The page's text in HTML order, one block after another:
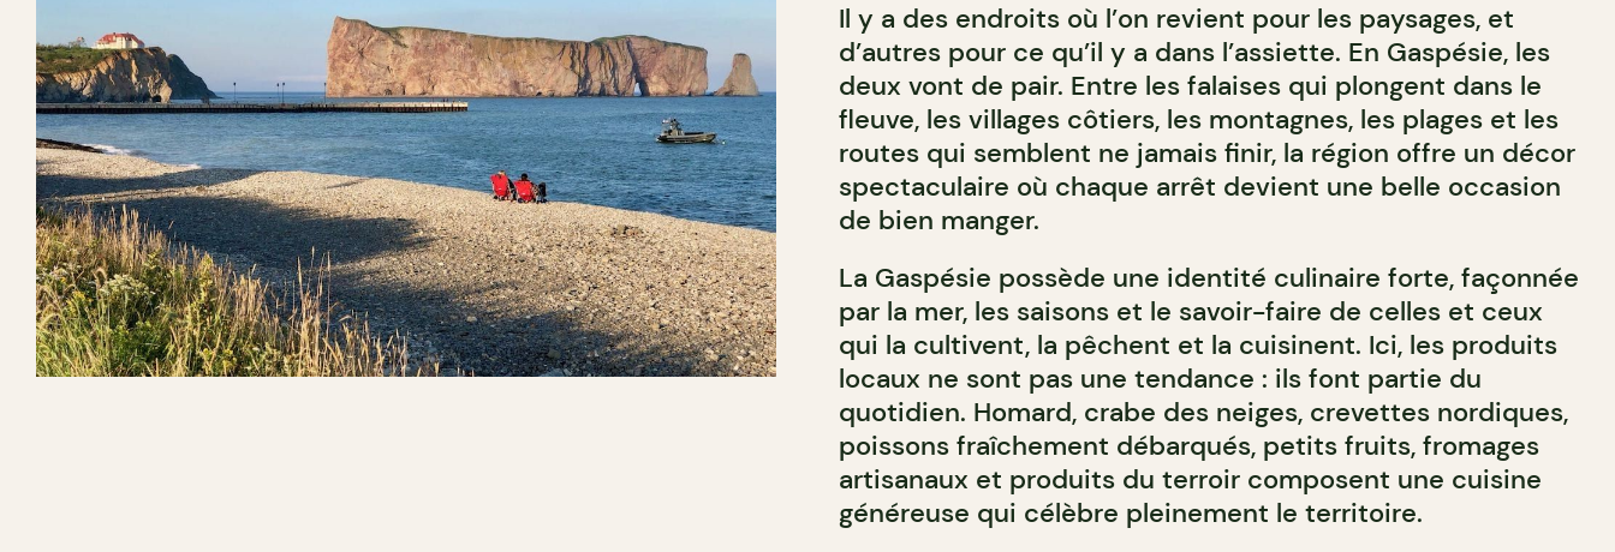
Il y a des endroits où l’on revient pour les paysages, et
d’autres pour ce qu’il y a dans l’assiette. En Gaspésie, les
deux vont de pair. Entre les falaises qui plongent dans le
fleuve, les villages côtiers, les montagnes, les plages et les
routes qui semblent ne jamais finir, la région offre un décor
spectaculaire où chaque arrêt devient une belle occasion
de bien manger.
La Gaspésie possède une identité culinaire forte, façonnée
par la mer, les saisons et le savoir-faire de celles et ceux
qui la cultivent, la pêchent et la cuisinent. Ici, les produits
locaux ne sont pas une tendance : ils font partie du
quotidien. Homard, crabe des neiges, crevettes nordiques,
poissons fraîchement débarqués, petits fruits, fromages
artisanaux et produits du terroir composent une cuisine
généreuse qui célèbre pleinement le territoire.